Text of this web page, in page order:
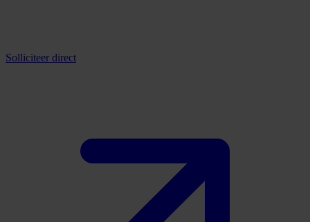
Solliciteer direct